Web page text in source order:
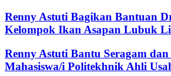
Renny Astuti Bagikan Bantuan
Kelompok Ikan Asapan Lubuk
Renny Astuti Bantu Seragam
Mahasiswa/i Politekhnik Ahli